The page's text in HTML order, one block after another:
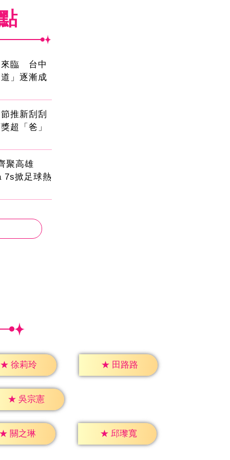
來臨 台中
」逐漸成
推新刮刮
超「爸」
聚高雄
7s掀足球熱
★ 徐莉玲 ★ 田路路
★ 吳宗憲
關之琳 ★ 邱瓈寬